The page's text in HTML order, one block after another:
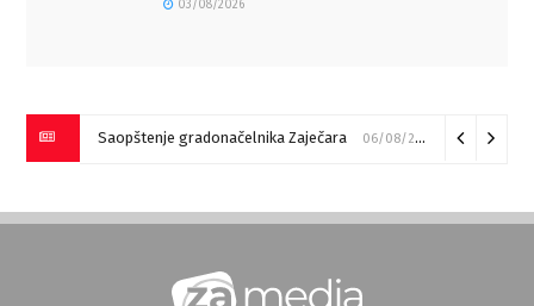
03/08/2026
Saopštenje gradonačelnika Zaječara 06/08/2026